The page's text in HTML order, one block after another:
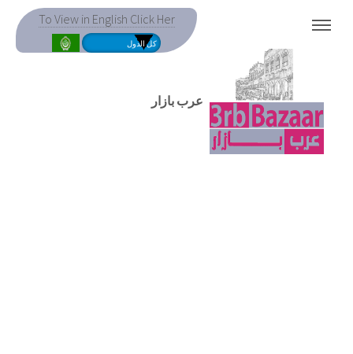
To View in English Click Her
عرب بازار